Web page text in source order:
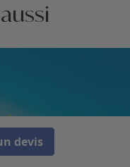
devis